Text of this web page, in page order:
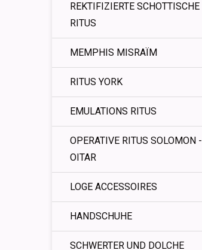
REKTIFIZIERTE SCHOTTISCHE
RITUS
MEMPHIS MISRAÏM
RITUS YORK
EMULATIONS RITUS
OPERATIVE RITUS SOLOMON -
OITAR
LOGE ACCESSOIRES
HANDSCHUHE
SCHWERTER UND DOLCHE